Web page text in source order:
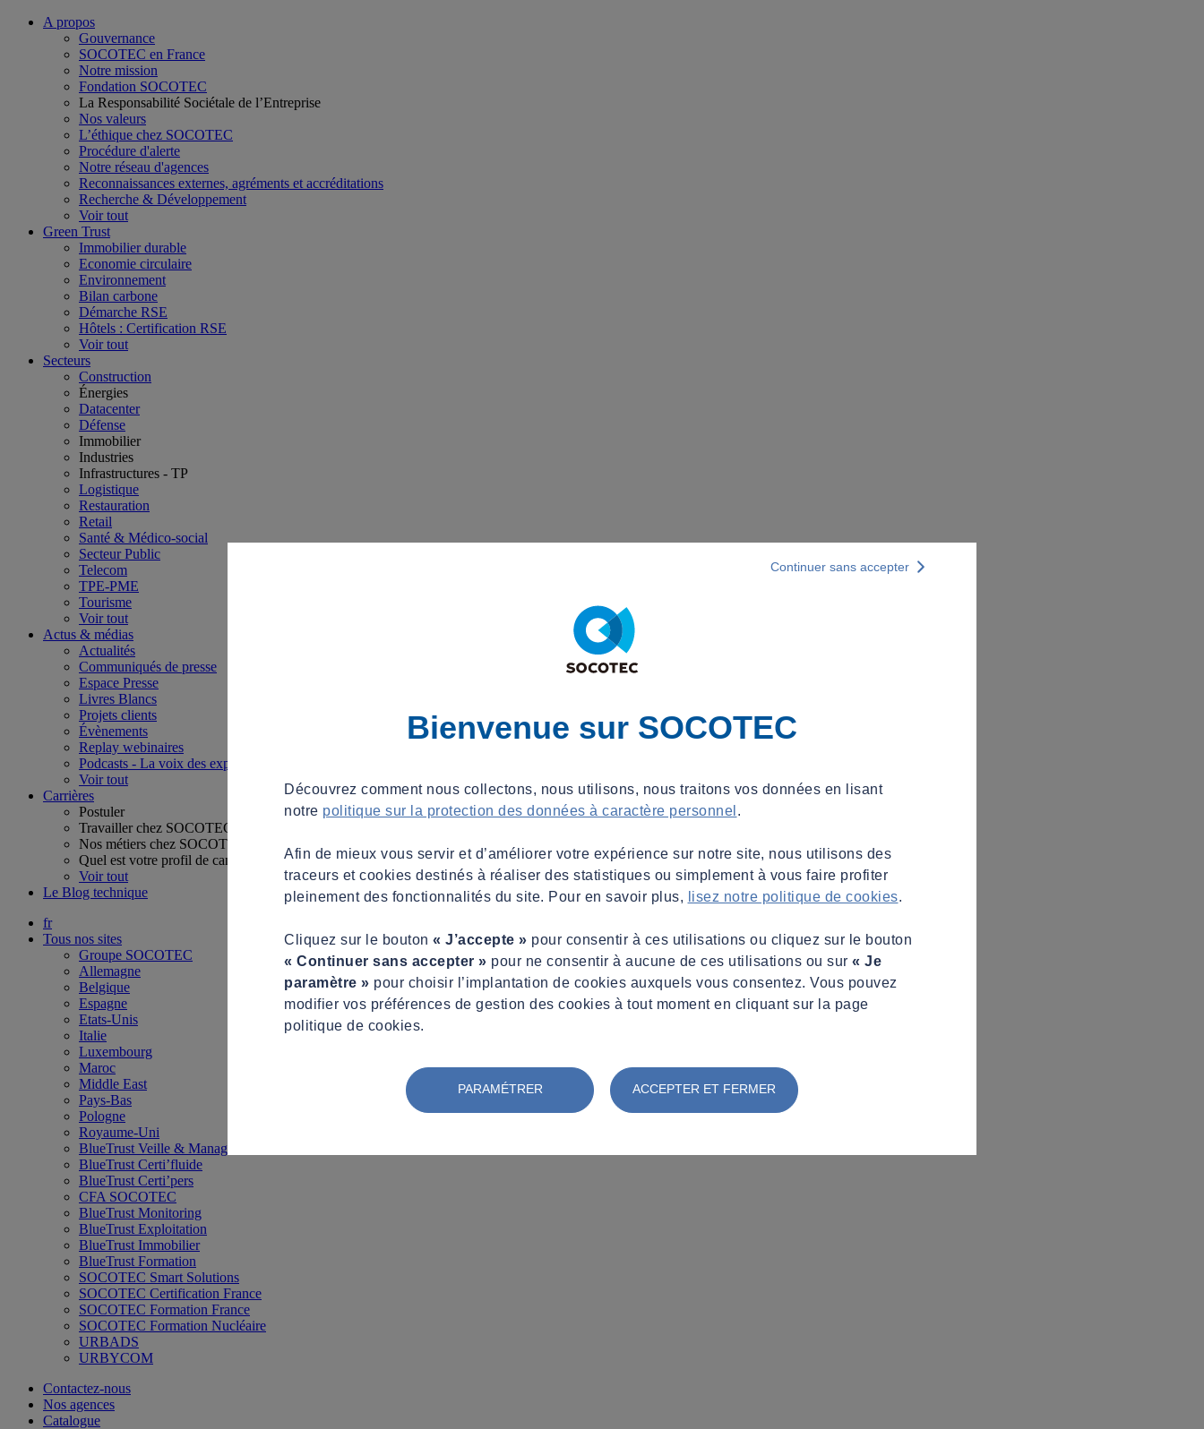
A propos
Gouvernance
SOCOTEC en France
Notre mission
Fondation SOCOTEC
La Responsabilité Sociétale de l’Entreprise
Nos valeurs
L’éthique chez SOCOTEC
Procédure d'alerte
Notre réseau d'agences
Reconnaissances externes, agréments et accréditations
Recherche & Développement
Voir tout
Green Trust
Immobilier durable
Economie circulaire
Environnement
Bilan carbone
Démarche RSE
Hôtels : Certification RSE
Voir tout
Secteurs
Construction
Énergies
Datacenter
Défense
Immobilier
Industries
Infrastructures - TP
Logistique
Restauration
Retail
Santé & Médico-social
Secteur Public
Telecom
TPE-PME
Tourisme
Voir tout
Actus & médias
Actualités
Communiqués de presse
Espace Presse
Livres Blancs
Projets clients
Évènements
Replay webinaires
Podcasts - La voix des experts
Voir tout
Carrières
Postuler
Travailler chez SOCOTEC
Nos métiers chez SOCOTEC
Quel est votre profil de candidat ?
Voir tout
Le Blog technique
fr
Tous nos sites
Groupe SOCOTEC
Allemagne
Belgique
Espagne
Etats-Unis
Italie
Luxembourg
Maroc
Middle East
Pays-Bas
Pologne
Royaume-Uni
BlueTrust Veille & Management
BlueTrust Certi’fluide
BlueTrust Certi’pers
CFA SOCOTEC
BlueTrust Monitoring
BlueTrust Exploitation
BlueTrust Immobilier
BlueTrust Formation
SOCOTEC Smart Solutions
SOCOTEC Certification France
SOCOTEC Formation France
SOCOTEC Formation Nucléaire
URBADS
URBYCOM
Contactez-nous
Nos agences
Catalogue
Bienvenue sur SOCOTEC
Découvrez comment nous collectons, nous utilisons, nous traitons vos données en lisant
notre politique sur la protection des données à caractère personnel .
Afin de mieux vous servir et d’améliorer votre expérience sur notre site, nous utilisons des
traceurs et cookies destinés à réaliser des statistiques ou simplement à vous faire profiter
pleinement des fonctionnalités du site. Pour en savoir plus,
lisez notre politique de cookies.
Cliquez sur le bouton « J’accepte » pour consentir à ces utilisations ou cliquez sur le bouton
« Continuer sans accepter » pour ne consentir à aucune de ces utilisations ou sur « Je
paramètre » pour choisir l’implantation de cookies auxquels vous consentez. Vous pouvez
modifier vos préférences de gestion des cookies à tout moment en cliquant sur la page
politique de cookies.
PARAMÉTRER ACCEPTER ET FERMER
Continuer sans accepter